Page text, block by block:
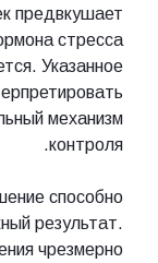
предвкушает
стресса
Указанное
механизм
контроля.
способно
результат.
чрезмерно